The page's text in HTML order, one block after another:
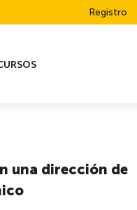
Registro
una dirección de